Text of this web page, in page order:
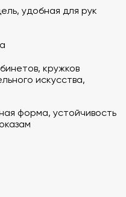
удобная для рук
кружков
искусства,
форма, устойчивость